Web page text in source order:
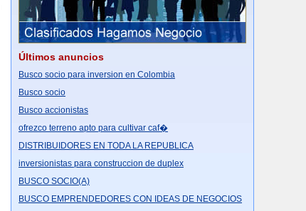
Últimos anuncios
Busco socio para inversion en Colombia
Busco socio
Busco accionistas
ofrezco terreno apto para cultivar caf�
DISTRIBUIDORES EN TODA LA REPUBLICA
inversionistas para construccion de duplex
BUSCO SOCIO(A)
BUSCO EMPRENDEDORES CON IDEAS DE NEGOCIOS